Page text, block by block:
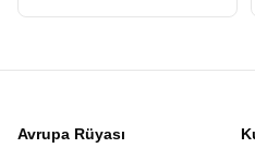
sonucun belirsizliği gezginleri
edin.
Vizesiz Güney Kore
Avrupa Rüyası